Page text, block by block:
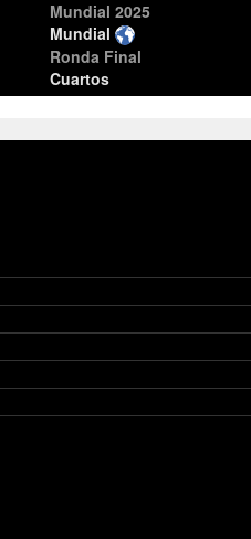
Mundial 2025
Mundial
Ronda Final
Cuartos